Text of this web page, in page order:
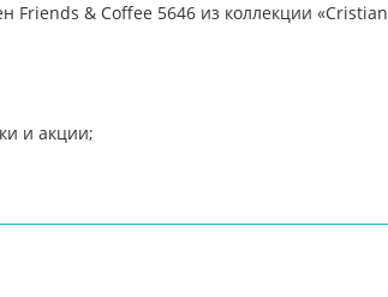
Friends & Coffee 5646 из коллекции
и акции;